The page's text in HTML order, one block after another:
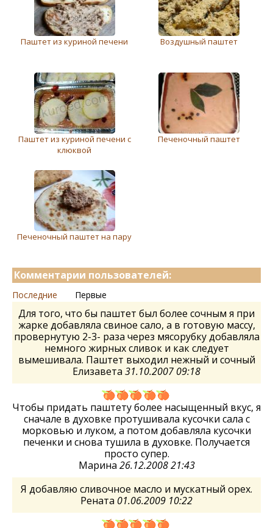
Паштет из куриной печени Воздушный паштет
Паштет из куриной печени с
клюквой
Печеночный паштет
Печеночный паштет на пару
Комментарии пользователей:
Последние Первые
Для того, что бы паштет был более сочным я при
жарке добавляла свиное сало, а в готовую массу,
провернутую 2-3- раза через мясорубку добавляла
немного жирных сливок и как следует
вымешивала. Паштет выходил нежный и сочный
Елизавета 31.10.2007 09:18
Чтобы придать паштету более насыщенный вкус, я
сначале в духовке протушивала кусочки сала с
морковью и луком, а потом добавляла кусочки
печенки и снова тушила в духовке. Получается
просто супер.
Марина 26.12.2008 21:43
Я добавляю сливочное масло и мускатный орех.
Рената 01.06.2009 10:22